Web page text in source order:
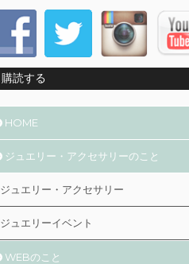
購読する
HOME
ジュエリー・アクセサリーのこと
ジュエリー・アクセサリー
ジュエリーイベント
WEBのこと